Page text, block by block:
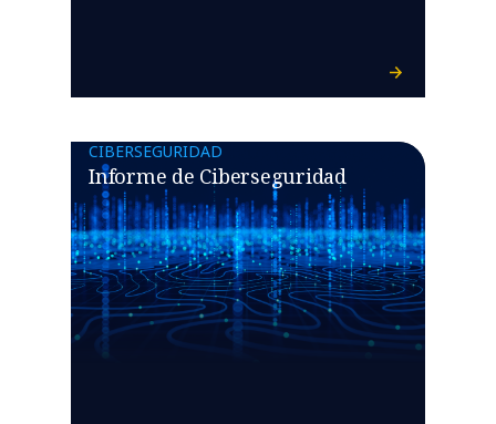
CIBERSEGURIDAD
Informe de Ciberseguridad